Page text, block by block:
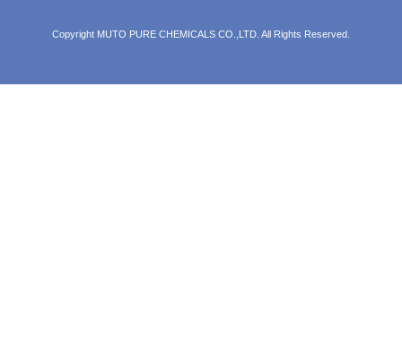
Copyright MUTO PURE CHEMICALS CO.,LTD. All Rights Reserved.